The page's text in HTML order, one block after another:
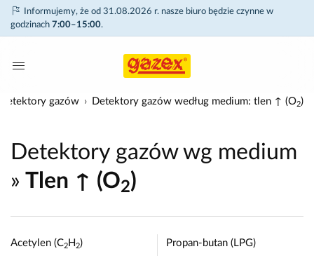
Informujemy, że od 31.08.2026 r. nasze biuro będzie czynne w
godzinach 7:00–15:00.
Detektory gazów Detektory gazów według medium: tlen ↑ (O2)
Detektory gazów wg medium
» Tlen ↑ (O2)
Acetylen (C2H 2)
Propan-butan (LPG)